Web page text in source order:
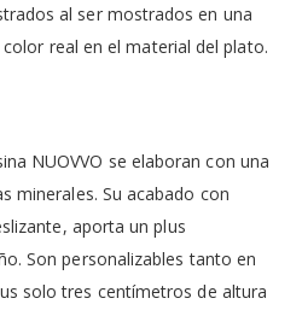
al ser mostrados en una
real en el material del plato.
NUOVVO se elaboran con una
minerales. Su acabado con
aporta un plus
Son personalizables tanto en
solo tres centímetros de altura